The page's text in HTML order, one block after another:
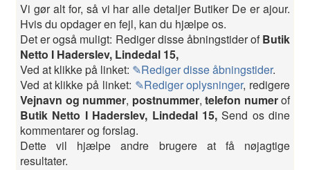
Vi gør alt for, så vi har alle detaljer Butiker De er ajour.
Hvis du opdager en fejl, kan du hjælpe os.
Det er også muligt: Rediger disse åbningstider ofButik
Netto I Haderslev, Lindedal 15,
Ved at klikke på linket: ✎Rediger disse åbningstider.
Ved at klikke på linket: ✎Rediger oplysninger, redigere
Vejnavn og nummer, postnummer, telefon numerof
Butik Netto I Haderslev, Lindedal 15,Send os dine
kommentarer og forslag.
Dette vil hjælpe andre brugere at få nøjagtige
resultater.